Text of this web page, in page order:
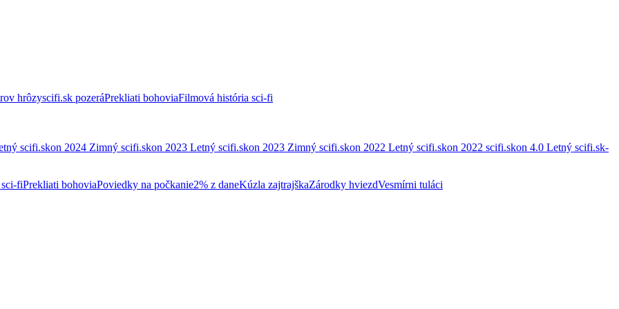
hrôzyscifi.sk pozeráPrekliati bohoviaFilmová história sci-fi
scifi.skon 2024 Zimný scifi.skon 2023 Letný scifi.skon 2023 Zimný scifi.skon 2022 Letný scifi.skon 2022 scifi.skon 4.0 Letný scifi.sk-
fiPrekliati bohoviaPoviedky na počkanie2% z daneKúzla zajtrajškaZárodky hviezdVesmírni tuláci